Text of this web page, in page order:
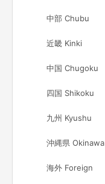
中部 Chubu
近畿 Kinki
中国 Chugoku
四国 Shikoku
九州 Kyushu
沖縄県 Okinawa
海外 Foreign